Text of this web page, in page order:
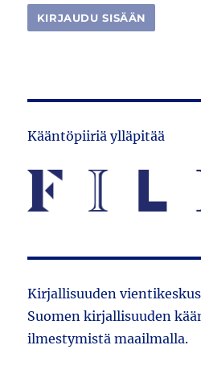
Kääntöpiiriä ylläpitää
Kirjallisuuden
Suomen kirjallisuuden
ilmestymistä maailmalla.